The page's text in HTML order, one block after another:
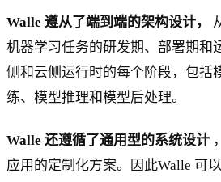
Walle 遵从了端到端的架构设计，
机器学习任务的研发期、部署期和
侧和云侧运行时的每个阶段，包括
练、模型推理和模型后处理。
Walle 还遵循了通用型的系统设计
应用的定制化方案。因此Walle 可